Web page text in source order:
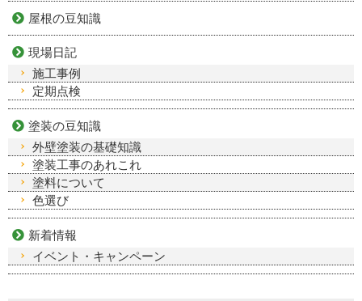
屋根の豆知識
現場日記
施工事例
定期点検
塗装の豆知識
外壁塗装の基礎知識
塗装工事のあれこれ
塗料について
色選び
新着情報
イベント・キャンペーン